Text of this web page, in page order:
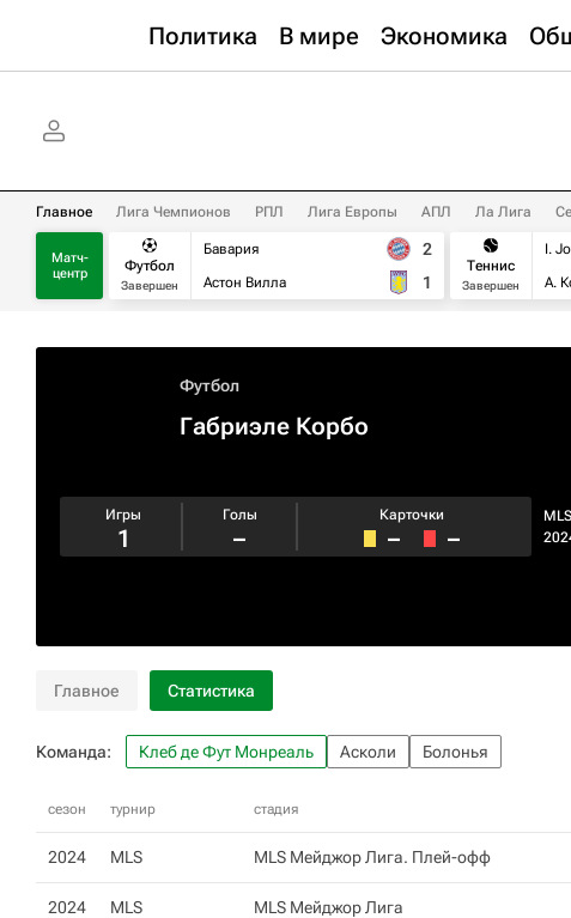
Политика В мире Экономика
Главное Лига Чемпионов РПЛ Лига Европы АПЛ Ла Лига
Матч-
центр
Футбол
Завершен
Бавария
Астон Вилла
2
1
Теннис
Завершен
I.
А.
Футбол
Габриэле Корбо
MLS
Игры
1
Голы
–
Карточки
– –
Главное Статистика
Команда: Клеб де Фут Монреаль Асколи Болонья
сезон турнир стадия
2024 MLS MLS Мейджор Лига. Плей-офф
2024 MLS MLS Мейджор Лига